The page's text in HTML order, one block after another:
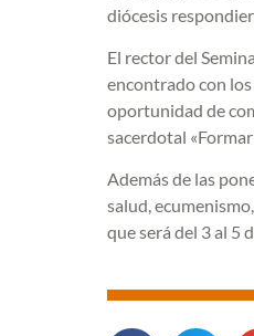
diócesis
El rector del
encontrado con
oportunidad de
sacerdotal
Además de las
salud,
que será del 3 al 5